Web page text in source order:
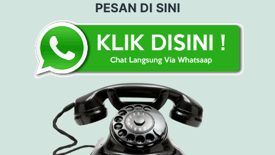
PESAN DI SINI